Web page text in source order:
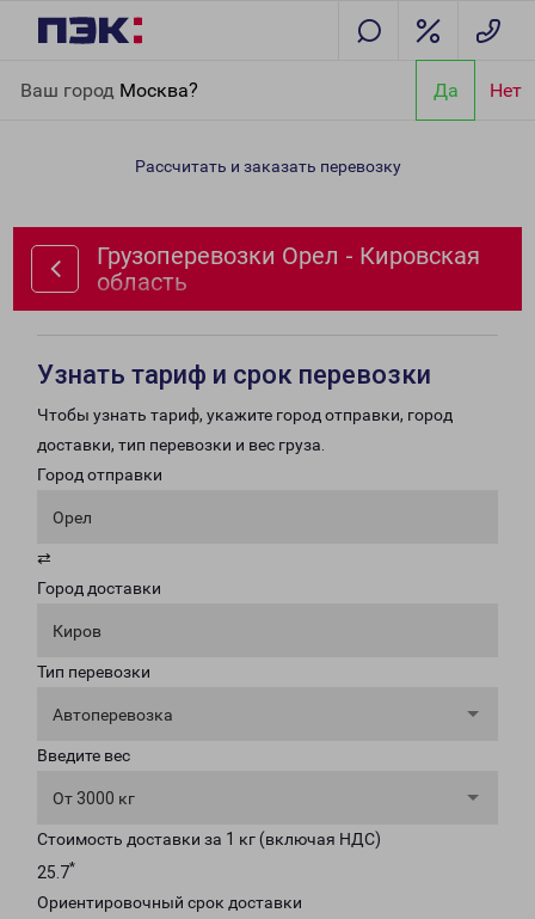
Ваш город Москва? Да Нет
область
Рассчитать и заказать перевозку
Грузоперевозки Орел - Кировская
область
Узнать тариф и срок перевозки
Чтобы узнать тариф, укажите город отправки, город
доставки, тип перевозки и вес груза.
Город отправки
Орел
⇄
Город доставки
Киров
Тип перевозки
Автоперевозка
Введите вес
От 3000 кг
Стоимость доставки за 1 кг (включая НДС)
25.7*
Ориентировочный срок доставки